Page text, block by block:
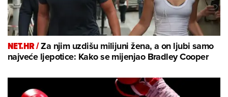
NET.HR /Za njim uzdišu milijuni žena, a on ljubi samo
najveće ljepotice: Kako se mijenjao Bradley Cooper